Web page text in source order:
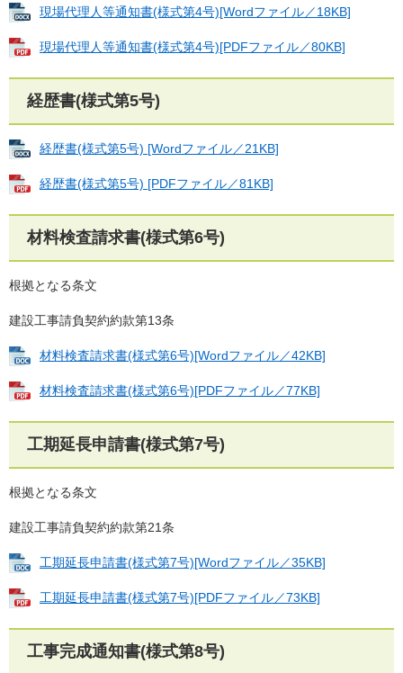
現場代理人等通知書(様式第4号)[Wordファイル／18KB]
現場代理人等通知書(様式第4号)[PDFファイル／80KB]
経歴書(様式第5号)
経歴書(様式第5号) [Wordファイル／21KB]
経歴書(様式第5号) [PDFファイル／81KB]
材料検査請求書(様式第6号)
根拠となる条文
建設工事請負契約約款第13条
材料検査請求書(様式第6号)[Wordファイル／42KB]
材料検査請求書(様式第6号)[PDFファイル／77KB]
工期延長申請書(様式第7号)
根拠となる条文
建設工事請負契約約款第21条
工期延長申請書(様式第7号)[Wordファイル／35KB]
工期延長申請書(様式第7号)[PDFファイル／73KB]
工事完成通知書(様式第8号)